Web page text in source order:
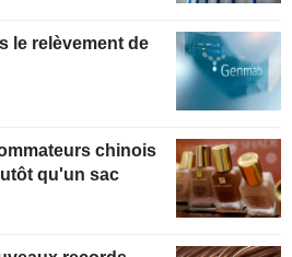
le relèvement de
chinois
qu'un sac